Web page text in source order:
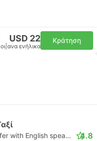
USD 22
ανα ενήλικα
Κράτηση
Daytrip private transfer with English speaking driver 4.8